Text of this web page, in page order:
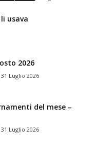
usava
2026
31 Luglio 2026
del mese –
31 Luglio 2026